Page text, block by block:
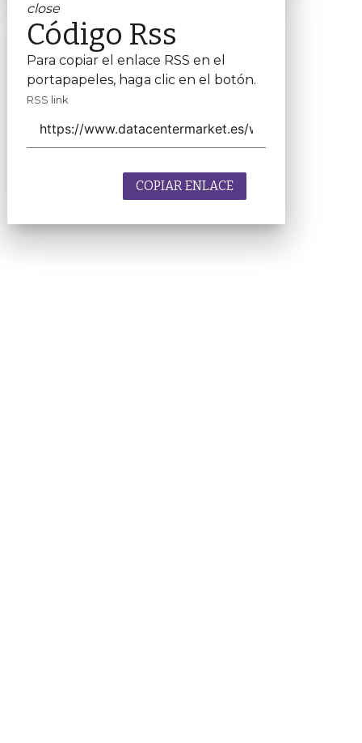
close
Código Rss
Para copiar el enlace RSS en el
portapapeles, haga clic en el botón.
RSS link
COPIAR ENLACE